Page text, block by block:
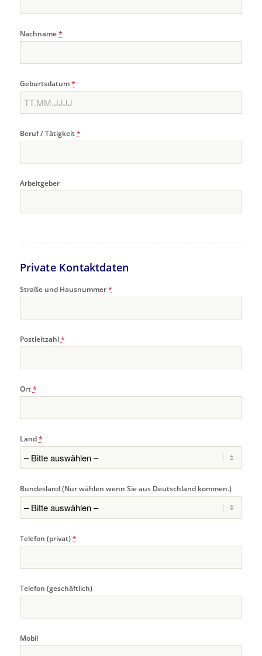
Nachname*
Geburtsdatum*
Beruf / Tätigkeit*
Arbeitgeber
Private Kontaktdaten
Straße und Hausnummer*
Postleitzahl*
Ort*
Land*
Bundesland (Nur wählen wenn Sie aus Deutschland kommen.)
Telefon (privat)*
Telefon (geschäftlich)
Mobil